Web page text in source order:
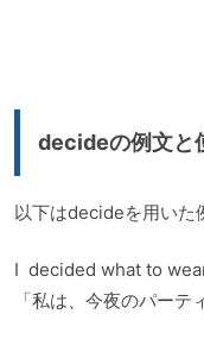
decideの例文と
以下はdecideを用いた
I decided what to
「私は、今夜のパーテ